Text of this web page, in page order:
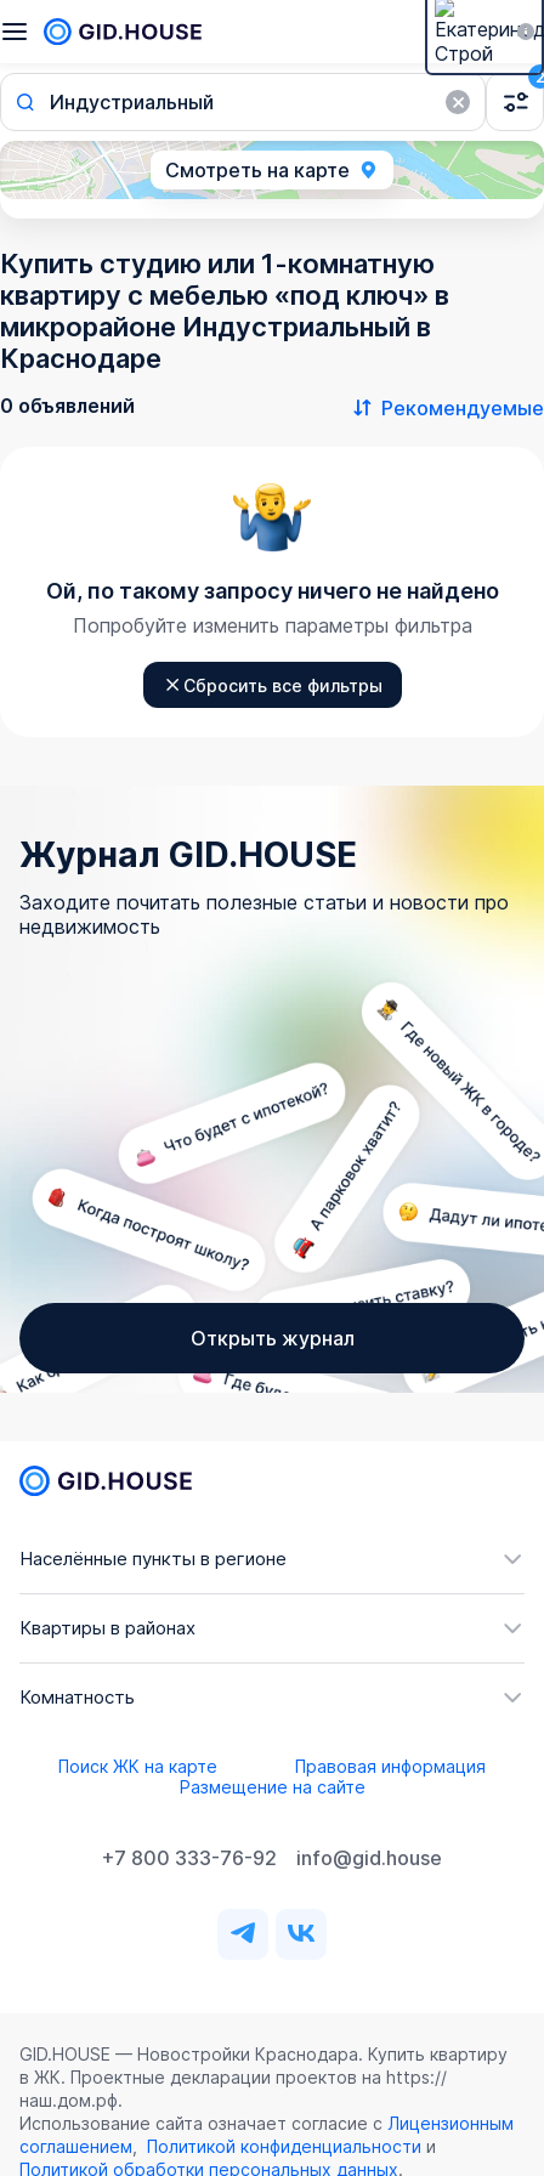
Индустриальный
2
Смотреть на карте
Купить студию или 1-комнатную
квартиру с мебелью «под ключ» в
микрорайоне Индустриальный в
Краснодаре
0 объявлений Рекомендуемые
Ой, по такому запросу ничего не найдено
Попробуйте изменить параметры фильтра
Сбросить все фильтры
Журнал GID.HOUSE
Заходите почитать полезные статьи и новости про
недвижимость
Открыть журнал
Населённые пункты в регионе
Квартиры в районах
Комнатность
Поиск ЖК на карте
Правовая информация
Размещение на сайте
+7 800 333-76-92 info@gid.house
GID.HOUSE — Новостройки Краснодара. Купить квартиру
в ЖК. Проектные декларации проектов на https://
наш.дом.рф.
Использование сайта означает согласие с Лицензионным
соглашением
Политикой конфиденциальности и
Политикой обработки персональных данных.